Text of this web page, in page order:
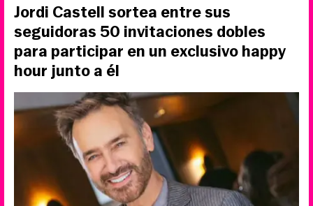
Jordi Castell sortea entre sus
seguidoras 50 invitaciones dobles
para participar en un exclusivo happy
hour junto a él